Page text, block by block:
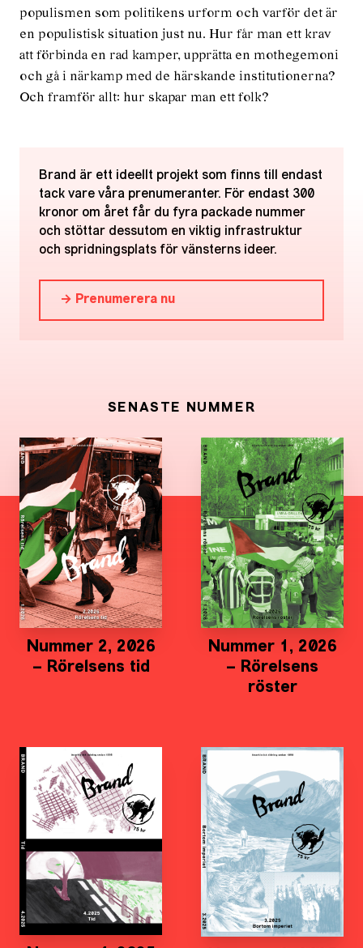
populismen som politikens urform och varför det är
en populistisk situation just nu. Hur får man ett krav
att förbinda en rad kamper, upprätta en mothegemoni
och gå i närkamp med de härskande institutionerna?
Och framför allt: hur skapar man ett folk?
Brand är ett ideellt projekt som finns till endast
tack vare våra prenumeranter. För endast 300
kronor om året får du fyra packade nummer
och stöttar dessutom en viktig infrastruktur
och spridningsplats för vänsterns ideer.
→ Prenumerera nu
SENASTE NUMMER
Nummer 2, 2026
– Rörelsens tid
Nummer 1, 2026
– Rörelsens
röster